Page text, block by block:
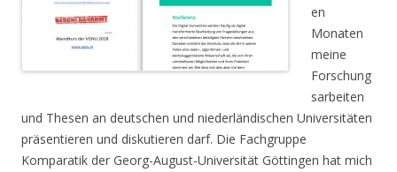
en
Monaten
meine
Forschung
sarbeiten
und Thesen an deutschen und niederländischen Universitäten
präsentieren und diskutieren darf. Die Fachgruppe
Komparatik der Georg-August-Universität Göttingen hat mich